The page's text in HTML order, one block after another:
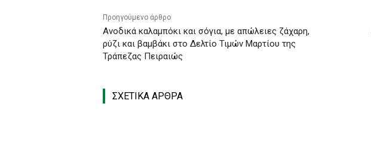
Προηγούμενο άρθρο
Ανοδικά καλαμπόκι και σόγια, με απώλειες ζάχαρη,
ρύζι και βαμβάκι στο Δελτίο Τιμών Μαρτίου της
Τράπεζας Πειραιώς
ΣΧΕΤΙΚΑ ΑΡΘΡΑ